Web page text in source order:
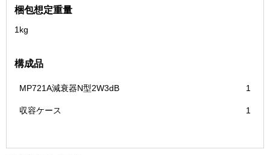
梱包想定重量
1kg
構成品
MP721A減衰器N型2W3dB 1
収容ケース 1